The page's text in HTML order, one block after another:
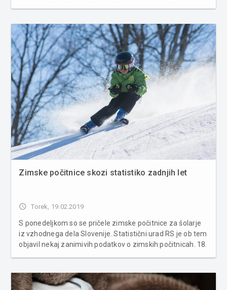
večinoma tako...
Zimske počitnice skozi statistiko zadnjih let
access_time Torek, 19.02.2019
S ponedeljkom so se pričele zimske počitnice za šolarje
iz vzhodnega dela Slovenije. Statistični urad RS je ob tem
objavil nekaj zanimivih podatkov o zimskih počitnicah. 18.
februarja...